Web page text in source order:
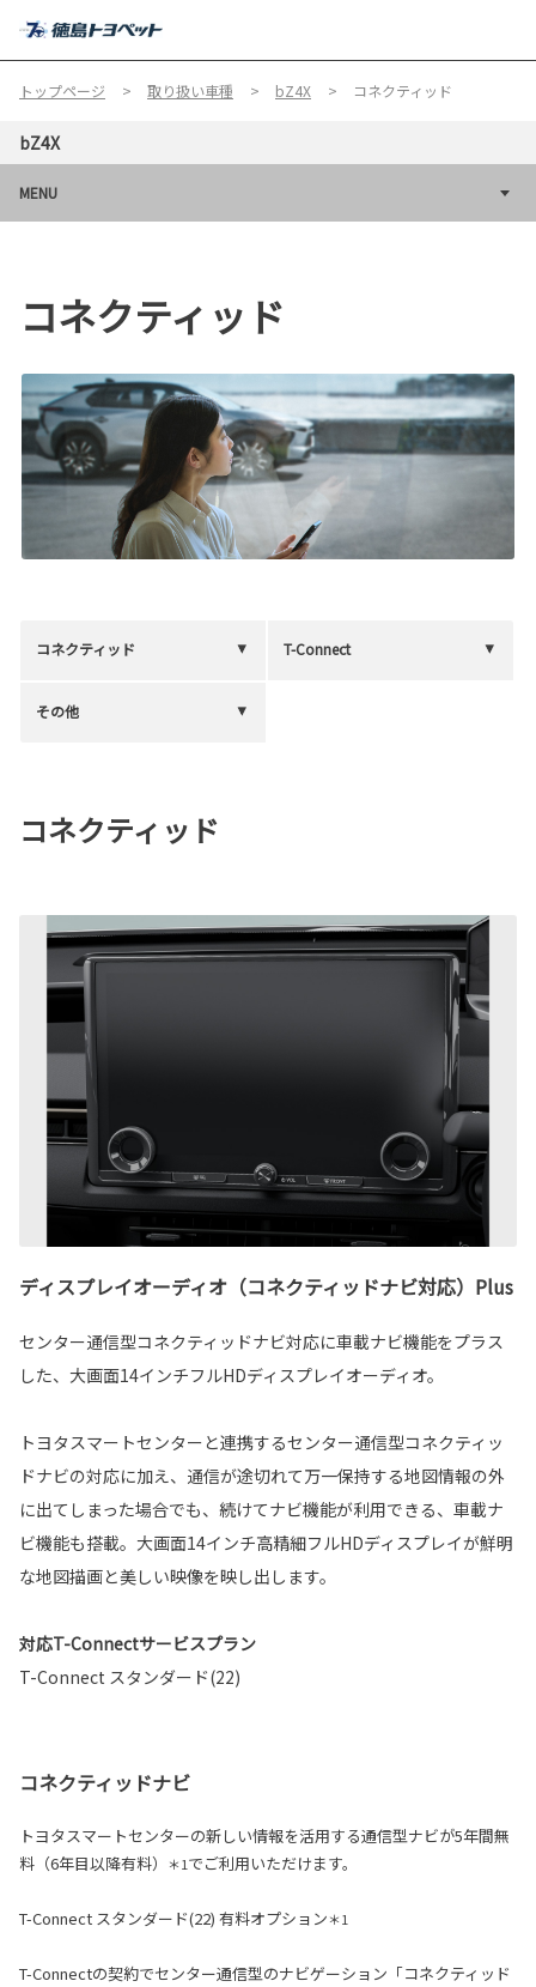
トップページ 取り扱い車種 bZ4X コネクティッド
bZ4X
MENU
コネクティッド
コネクティッド T-Connect
その他
コネクティッド
ディスプレイオーディオ（コネクティッドナビ対応）Plus
センター通信型コネクティッドナビ対応に車載ナビ機能をプラス
した、大画面14インチフルHDディスプレイオーディオ。
トヨタスマートセンターと連携するセンター通信型コネクティッ
ドナビの対応に加え、通信が途切れて万一保持する地図情報の外
に出てしまった場合でも、続けてナビ機能が利用できる、車載ナ
ビ機能も搭載。大画面14インチ高精細フルHDディスプレイが鮮明
な地図描画と美しい映像を映し出します。
対応T-Connectサービスプラン
T-Connect スタンダード(22)
コネクティッドナビ
トヨタスマートセンターの新しい情報を活用する通信型ナビが5年間無
料（6年目以降有料）
＊1でご利用いただけます。
T-Connect スタンダード(22) 有料オプション＊1
T-Connectの契約でセンター通信型のナビゲーション「コネクティッド